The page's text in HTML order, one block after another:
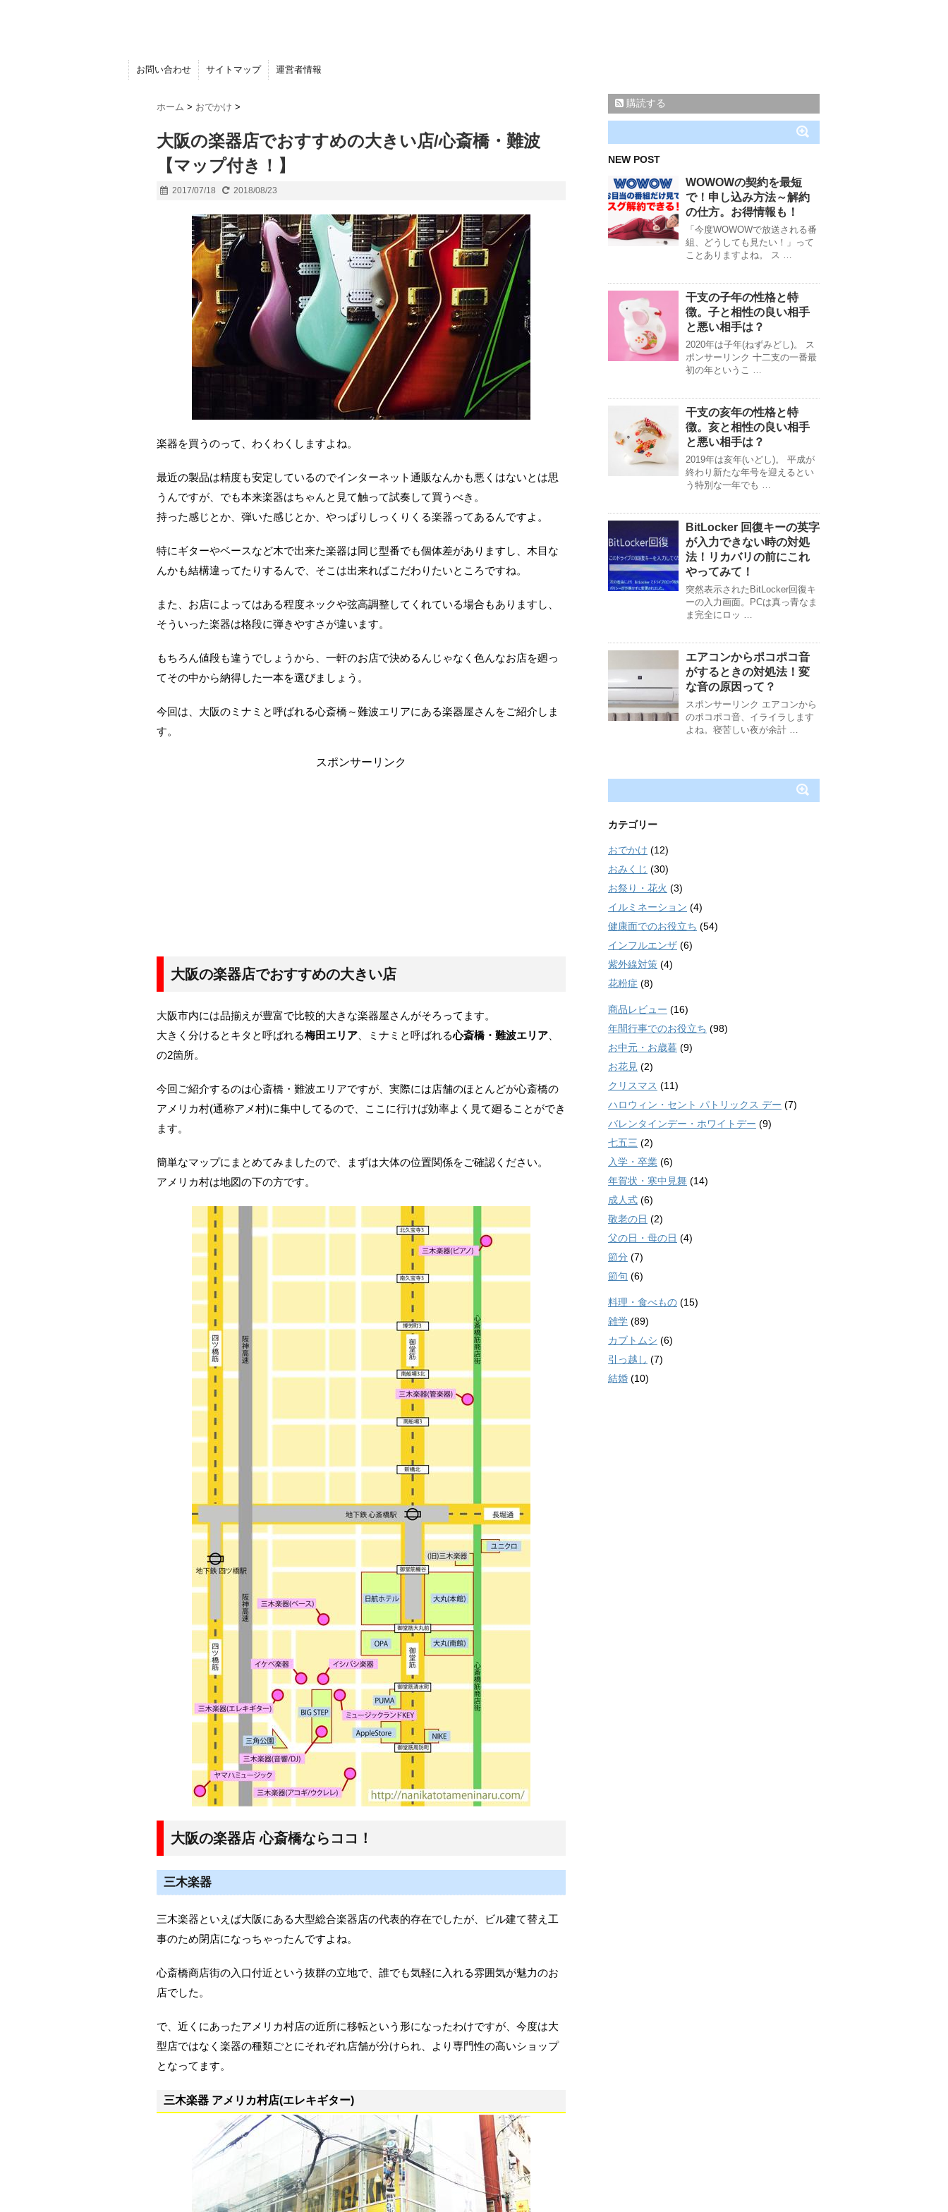
お問い合わせ サイトマップ 運営者情報
ホーム > おでかけ >
大阪の楽器店でおすすめの大きい店/心斎橋・難波
【マップ付き！】
2017/07/18 2018/08/23
楽器を買うのって、わくわくしますよね。
最近の製品は精度も安定しているのでインターネット通販なんかも悪くはないとは思
うんですが、でも本来楽器はちゃんと見て触って試奏して買うべき。
持った感じとか、弾いた感じとか、やっぱりしっくりくる楽器ってあるんですよ。
特にギターやベースなど木で出来た楽器は同じ型番でも個体差がありますし、木目な
んかも結構違ってたりするんで、そこは出来ればこだわりたいところですね。
また、お店によってはある程度ネックや弦高調整してくれている場合もありますし、
そういった楽器は格段に弾きやすさが違います。
もちろん値段も違うでしょうから、一軒のお店で決めるんじゃなく色んなお店を廻っ
てその中から納得した一本を選びましょう。
今回は、大阪のミナミと呼ばれる心斎橋～難波エリアにある楽器屋さんをご紹介しま
す。
スポンサーリンク
大阪の楽器店でおすすめの大きい店
大阪市内には品揃えが豊富で比較的大きな楽器屋さんがそろってます。
大きく分けるとキタと呼ばれる梅田エリア 、ミナミと呼ばれる心斎橋・難波エリア
の2箇所。
今回ご紹介するのは心斎橋・難波エリアですが、実際には店舗のほとんどが心斎橋の
アメリカ村(通称アメ村)に集中してるので、ここに行けば効率よく見て廻ることができ
ます。
簡単なマップにまとめてみましたので、まずは大体の位置関係をご確認ください。
アメリカ村は地図の下の方です。
大阪の楽器店 心斎橋ならココ！
三木楽器
三木楽器といえば大阪にある大型総合楽器店の代表的存在でしたが、ビル建て替え工
事のため閉店になっちゃったんですよね。
心斎橋商店街の入口付近という抜群の立地で、誰でも気軽に入れる雰囲気が魅力のお
店でした。
で、近くにあったアメリカ村店の近所に移転という形になったわけですが、今度は大
型店ではなく楽器の種類ごとにそれぞれ店舗が分けられ、より専門性の高いショップ
となってます。
三木楽器 アメリカ村店(エレキギター)
購読する
NEW POST
WOWOWの契約を最短
で！申し込み方法～解約
の仕方。お得情報も！
「今度WOWOWで放送される番
組、どうしても見たい！」って
ことありますよね。 ス …
干支の子年の性格と特
徴。子と相性の良い相手
と悪い相手は？
2020年は子年(ねずみどし)。 ス
ポンサーリンク 十二支の一番最
初の年というこ …
干支の亥年の性格と特
徴。亥と相性の良い相手
と悪い相手は？
2019年は亥年(いどし)。 平成が
終わり新たな年号を迎えるとい
う特別な一年でも …
BitLocker 回復キーの英字
が入力できない時の対処
法！リカバリの前にこれ
やってみて！
突然表示されたBitLocker回復キ
ーの入力画面。PCは真っ青なま
ま完全にロッ …
エアコンからポコポコ音
がするときの対処法！変
な音の原因って？
スポンサーリンク エアコンから
のポコポコ音、イライラします
よね。寝苦しい夜が余計 …
カテゴリー
おでかけ (12)
おみくじ (30)
お祭り・花火 (3)
イルミネーション (4)
健康面でのお役立ち (54)
インフルエンザ (6)
紫外線対策 (4)
花粉症 (8)
商品レビュー (16)
年間行事でのお役立ち (98)
お中元・お歳暮 (9)
お花見 (2)
クリスマス (11)
ハロウィン・セント パトリックス デー (7)
バレンタインデー・ホワイトデー (9)
七五三 (2)
入学・卒業 (6)
年賀状・寒中見舞 (14)
成人式 (6)
敬老の日 (2)
父の日・母の日 (4)
節分 (7)
節句 (6)
料理・食べもの (15)
雑学 (89)
カブトムシ (6)
引っ越し (7)
結婚 (10)